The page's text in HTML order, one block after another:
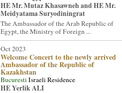
HE Mr. Mutaz Khasawneh and HE Mr.
Meidyatama Suryodiningrat
The Ambassador of the Arab Republic of
Egypt, the Ministry of Foreign ...
Oct 2023
Welcome Concert to the newly arrived
Ambassador of the Republic of
Kazakhstan
BucurestiIsraeli Residence
HE Yerlik ALI